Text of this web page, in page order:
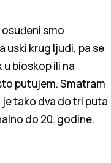
smo
uski krug ljudi, pa se
bioskop ili na
putujem. Smatram
tako dva do tri puta
do 20. godine.